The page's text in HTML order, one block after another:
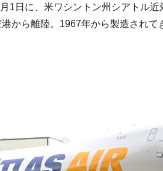
1日に、米ワシントン州シアトル近
から離陸。1967年から製造されて